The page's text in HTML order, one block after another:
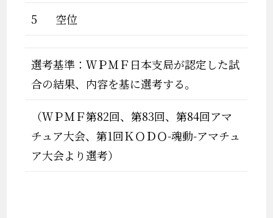
5 空位
選考基準：ＷＰＭＦ日本支局が認定した試
合の結果、内容を基に選考する。
（ＷＰＭＦ第82回、第83回、第84回アマ
チュア大会、第1回ＫＯＤＯ-魂動-アマチュ
ア大会より選考）